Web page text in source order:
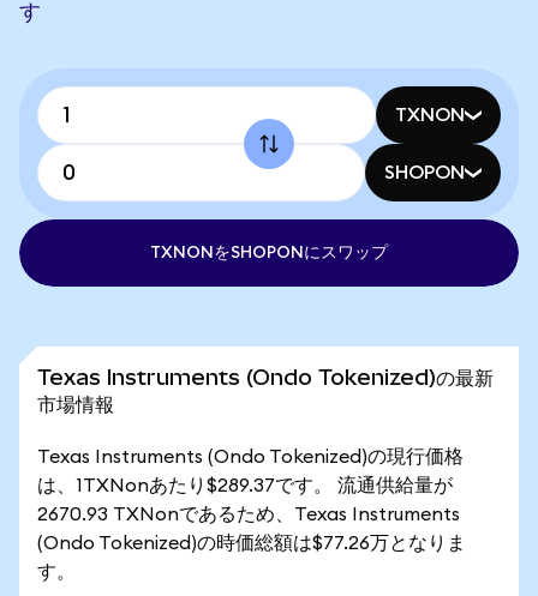
す
TXNON
SHOPON
TXNONをSHOPONにスワップ
Texas Instruments (Ondo Tokenized)の最新
市場情報
Texas Instruments (Ondo Tokenized)の現行価格
は、1TXNonあたり$289.37です。 流通供給量が
2670.93 TXNonであるため、Texas Instruments
(Ondo Tokenized)の時価総額は$77.26万となりま
す。